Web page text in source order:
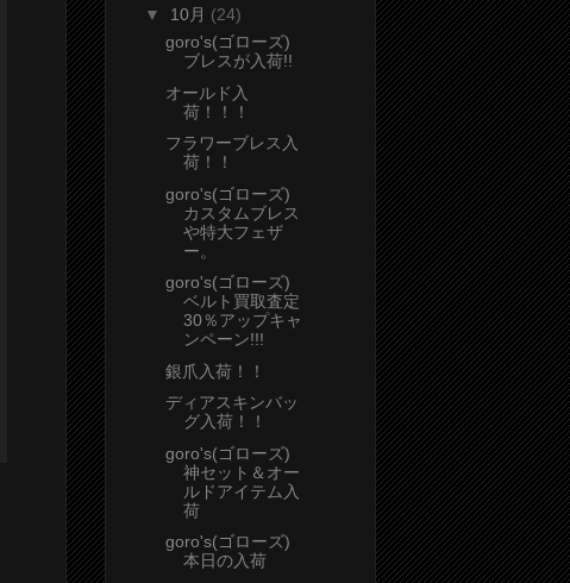
▼ 10月 (24)
goro's(ゴローズ)
ブレスが入荷!!
オールド入
荷！！！
フラワーブレス入
荷！！
goro's(ゴローズ)
カスタムブレス
や特大フェザ
ー。
goro's(ゴローズ)
ベルト買取査定
30％アップキャ
ンペーン!!!
銀爪入荷！！
ディアスキンバッ
グ入荷！！
goro's(ゴローズ)
神セット＆オー
ルドアイテム入
荷
goro's(ゴローズ)
本日の入荷